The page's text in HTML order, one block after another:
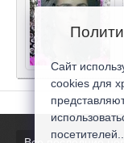
Сайт
cookies для
посетителей...